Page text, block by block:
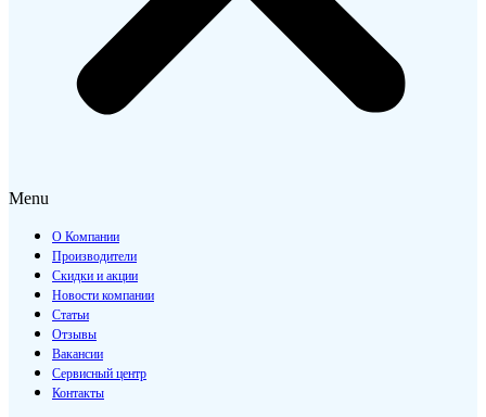
Menu
О Компании
Производители
Скидки и акции
Новости компании
Статьи
Отзывы
Вакансии
Сервисный центр
Контакты